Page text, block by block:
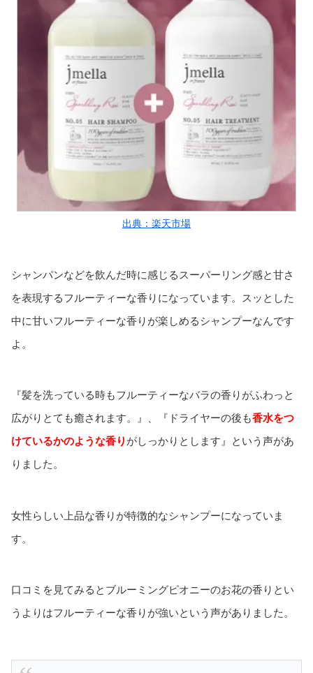
出典：楽天市場
シャンパンなどを飲んだ時に感じるスーパーリング感と甘さ
を表現するフルーティーな香りになっています。スッとした
中に甘いフルーティーな香りが楽しめるシャンプーなんです
よ。
『髪を洗っている時もフルーティーなバラの香りがふわっと
広がりとても癒されます。』、『ドライヤーの後も香水をつ
けているかのような香り がしっかりとします』という声があ
りました。
女性らしい上品な香りが特徴的なシャンプーになっていま
す。
口コミを見てみるとブルーミングピオニーのお花の香りとい
うよりはフルーティーな香りが強いという声がありました。